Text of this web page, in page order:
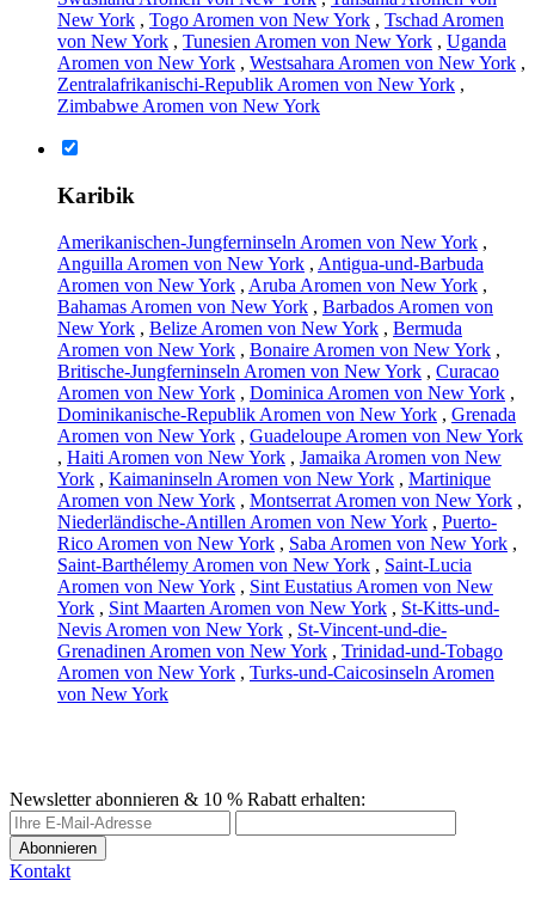
New York , Togo Aromen von New York , Tschad Aromen
von New York , Tunesien Aromen von New York , Uganda
Aromen von New York , Westsahara Aromen von New York ,
Zentralafrikanischi-Republik Aromen von New York ,
Zimbabwe Aromen von New York
Karibik
Amerikanischen-Jungferninseln Aromen von New York ,
Anguilla Aromen von New York , Antigua-und-Barbuda
Aromen von New York , Aruba Aromen von New York ,
Bahamas Aromen von New York , Barbados Aromen von
New York , Belize Aromen von New York , Bermuda
Aromen von New York , Bonaire Aromen von New York ,
Britische-Jungferninseln Aromen von New York , Curacao
Aromen von New York , Dominica Aromen von New York ,
Dominikanische-Republik Aromen von New York , Grenada
Aromen von New York , Guadeloupe Aromen von New York
, Haiti Aromen von New York , Jamaika Aromen von New
York , Kaimaninseln Aromen von New York , Martinique
Aromen von New York , Montserrat Aromen von New York ,
Niederländische-Antillen Aromen von New York , Puerto-
Rico Aromen von New York , Saba Aromen von New York ,
Saint-Barthélemy Aromen von New York , Saint-Lucia
Aromen von New York , Sint Eustatius Aromen von New
York , Sint Maarten Aromen von New York , St-Kitts-und-
Nevis Aromen von New York , St-Vincent-und-die-
Grenadinen Aromen von New York , Trinidad-und-Tobago
Aromen von New York , Turks-und-Caicosinseln Aromen
von New York
Newsletter abonnieren & 10 % Rabatt erhalten:
Abonnieren
Kontakt